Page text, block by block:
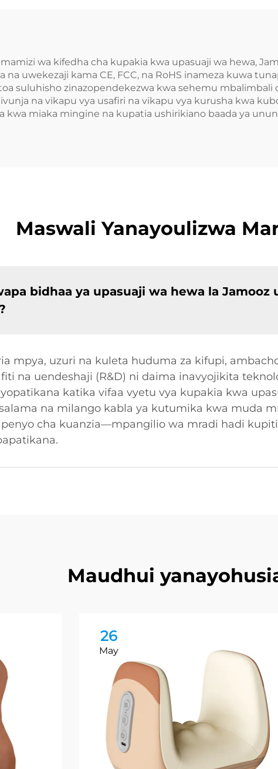
wa kifedha cha kupakia kwa upasuaji wa hewa,
na uwekezaji kama CE, FCC, na RoHS inameza kuwa
suluhisho zinazopendekezwa kwa sehemu mbalimbali
na vikapu vya usafiri na vikapu vya kurusha kwa
kwa miaka mingine na kupatia ushirikiano baada ya
Maswali Yanayoulizwa
bidhaa ya upasuaji wa hewa la
mpya, uzuri na kuleta huduma za kifupi,
na uendeshaji (R&D) ni daima inavyojikita
katika vifaa vyetu vya kupakia kwa
na milango kabla ya kutumika kwa muda
cha kuanzia—mpangilio wa mradi hadi
Maudhui
26
May